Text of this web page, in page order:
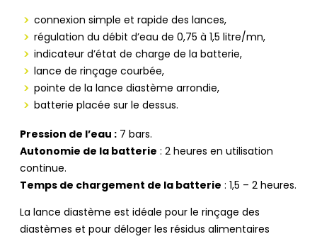
connexion simple et rapide des lances,
régulation du débit d’eau de 0,75 à 1,5 litre/mn,
indicateur d’état de charge de la batterie,
lance de rinçage courbée,
pointe de la lance diastème arrondie,
batterie placée sur le dessus.
Pression de l’eau : 7 bars.
Autonomie de la batterie : 2 heures en utilisation
continue.
Temps de chargement de la batterie : 1,5 – 2 heures.
La lance diastème est idéale pour le rinçage des
diastèmes et pour déloger les résidus alimentaires